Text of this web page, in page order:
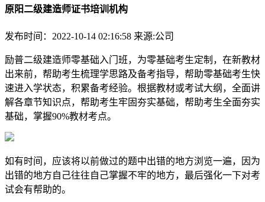
原阳二级建造师证书培训机构
发布时间：2022-10-14 02:16:58 来源:公司
励普二级建造师零基础入门班，为零基础考生定制，在新教材
出来前，帮助考生梳理学思路及备考指导，帮助零基础考生快
速进入学状态，积累备考经验。根据教材或考试大纲，全面讲
解各章节知识点，帮助考生牢固夯实基础，帮助考生全面夯实
基础，掌握90%教材考点。
如有时间，应该将以前做过的题中出错的地方浏览一遍，因为
出错的地方自己往往自己掌握不牢的地方，最后强化一下对考
试会有帮助的。